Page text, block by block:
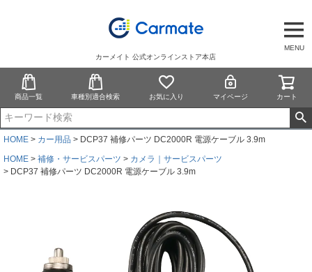
MENU
カーメイト 公式オンラインストア本店
商品一覧 車種別適合検索 お気に入り マイページ カート
HOME カー用品
DCP37 補修パーツ DC2000R 電源ケーブル 3.9m
HOME
補修・サービスパーツ
カメラ｜サービスパーツ
DCP37 補修パーツ DC2000R 電源ケーブル 3.9m